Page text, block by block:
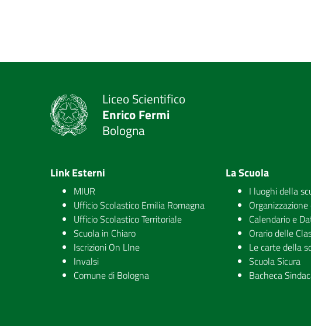
Liceo Scientifico
Enrico Fermi
Bologna
Link Esterni
MIUR
Ufficio Scolastico Emilia Romagna
Ufficio Scolastico Territoriale
Scuola in Chiaro
Iscrizioni On LIne
Invalsi
Comune di Bologna
La Scuola
I luoghi della
Calendario e
Orario delle
Le carte della
Scuola Sicura
Bacheca